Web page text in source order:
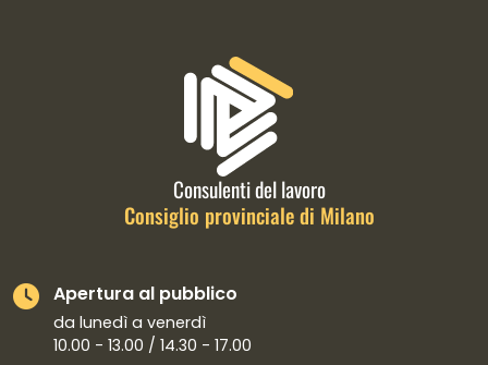
Informazioni di contatto e link
Consulenti del lavoro
Consiglio provinciale di Milano
Apertura al pubblico
da lunedì a venerdì
10.00 - 13.00 / 14.30 - 17.00